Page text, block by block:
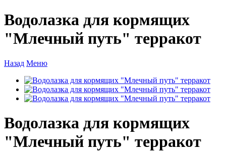
Водолазка для кормящих
"Млечный путь" терракот
Назад Меню
Водолазка для кормящих
"Млечный путь" терракот